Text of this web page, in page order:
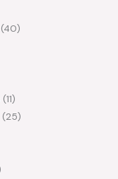
40
11
25